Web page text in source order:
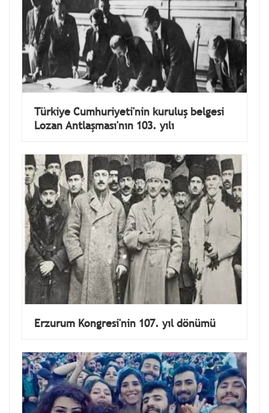
Türkiye Cumhuriyeti'nin kuruluş belgesi
Lozan Antlaşması'nın 103. yılı
Erzurum Kongresi'nin 107. yıl dönümü